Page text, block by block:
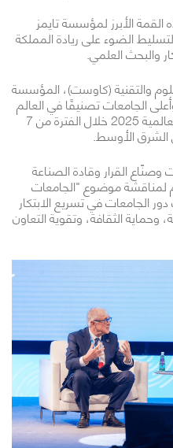
القمة الأبرز لمؤسسة تايمز
الضوء على ريادة المملكة
والبحث العلمي.
والتقنية (كاوست)، المؤسسة
الجامعات تصنيفًا في العالم
العربي، قمة التايمز للتعليم العالي العالمية 2025 خلال الفترة من 7
القرار وقادة الصناعة
لمناقشة موضوع "الجامعات
الجامعات في تسريع الابتكار
وحماية الثقافة، وتقوية التعاون